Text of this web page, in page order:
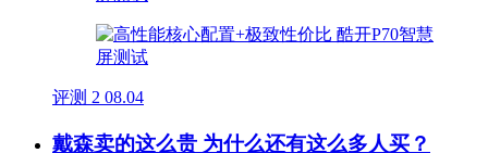
评测 2 08.04
戴森卖的这么贵 为什么还有这么多人买？